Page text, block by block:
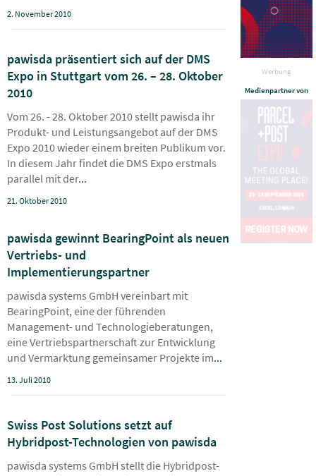
Werbung
Medienpartner von
2. November 2010
pawisda präsentiert sich auf der DMS
Expo in Stuttgart vom 26. – 28. Oktober
2010
Vom 26. - 28. Oktober 2010 stellt pawisda ihr
Produkt- und Leistungsangebot auf der DMS
Expo 2010 wieder einem breiten Publikum vor.
In diesem Jahr findet die DMS Expo erstmals
parallel mit der...
21. Oktober 2010
pawisda gewinnt BearingPoint als neuen
Vertriebs- und
Implementierungspartner
pawisda systems GmbH vereinbart mit
BearingPoint, eine der führenden
Management- und Technologieberatungen,
eine Vertriebspartnerschaft zur Entwicklung
und Vermarktung gemeinsamer Projekte im...
13. Juli 2010
Swiss Post Solutions setzt auf
Hybridpost-Technologien von pawisda
pawisda systems GmbH stellt die Hybridpost-